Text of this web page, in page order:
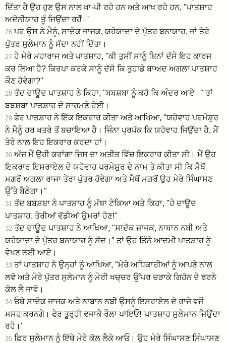
ਦਿੱਤਾ ਹੈ ਉਹ ਹੁਣ ਉਸ ਨਾਲ ਖਾ-ਪੀ ਰਹੇ ਹਨ ਅਤੇ ਆਖ ਰਹੇ ਹਨ, "ਪਾਤਸ਼ਾਹ
ਅਦੋਨੀਯਾਹ ਤੂੰ ਜਿਉਂਦਾ ਰਹੇਁ।'
26ਪਰ ਉਸ ਨੇ ਮੈਨੂੰ, ਸਾਦੋਕ ਜਾਜਕ, ਯਹੋਯਾਦਾ ਦੇ ਪੁੱਤਰ ਬਨਾਯਾਹ, ਜਾਂ ਤੇਰੇ
ਪੁੱਤਰ ਸੁਲੇਮਾਨ ਨੂੰ ਸੱਦਾ ਨਹੀਂ ਦਿੱਤਾ।
27ਹੇ ਮੇਰੇ ਮਹਾਰਾਜ ਅਤੇ ਪਾਤਸ਼ਾਹ, "ਕੀ ਤੁਸੀਂ ਸਾਨੂੰ ਬਿਨਾਂ ਦੱਸੇ ਇਹ ਕਾਰਜ
ਕਰ ਲਿਆ ਹੈ? ਕਿਰਪਾ ਕਰਕੇ ਸਾਨੂੰ ਦੱਸੋ ਕਿ ਤੁਹਾਡੇ ਬਾਅਦ ਅਗਲਾ ਪਾਤਸ਼ਾਹ
ਕੌਣ ਹੋਵੇਗਾ?"
28 ਤੱਦ ਦਾਊਦ ਪਾਤਸ਼ਾਹ ਨੇ ਕਿਹਾ, "ਬਬਸ਼ਬਾ ਨੂੰ ਕਹੋ ਕਿ ਅੰਦਰ ਆਏ।" ਤਾਂ
ਬਬਸ਼ਬਾ ਪਾਤਸ਼ਾਹ ਦੇ ਸਾਹਮਣੇ ਹੋਈ।
29ਫੇਰ ਪਾਤਸ਼ਾਹ ਨੇ ਇੱਕ ਇਕਰਾਰ ਕੀਤਾ ਅਤੇ ਆਖਿਆ, "ਯਹੋਵਾਹ ਪਰਮੇਸ਼ੁਰ
ਨੇ ਮੈਨੂੰ ਹਰ ਖਤਰੇ ਤੋਂ ਬਚਾਇਆ ਹੈ। ਜਿੰਨਾ ਪ੍ਰਪੱਕ ਕਿ ਯਹੋਵਾਹ ਜਿਉਂਦਾ ਹੈ, ਮੈਂ
ਤੇਰੇ ਨਾਲ ਇਹ ਇਕਰਾਰ ਕਰਦਾ ਹਾਂ।
30 ਅੱਜ ਮੈਂ ਉਹੀ ਕਰਾਂਗਾ ਜਿਸ ਦਾ ਅਤੀਤ ਵਿੱਚ ਇਕਰਾਰ ਕੀਤਾ ਸੀ। ਮੈਂ ਉਹ
ਇਕਰਾਰ ਇਸਰਾਏਲ ਦੇ ਯਹੋਵਾਹ ਪਰਮੇਸ਼ੁਰ ਦੇ ਨਾਮ ਤੇ ਕੀਤਾ ਸੀ ਕਿ ਮੈਥੋਂ
ਮਗਰੋਂ ਅਗਲਾ ਰਾਜਾ ਤੇਰਾ ਪੁੱਤਰ ਹੋਵੇਗਾ ਅਤੇ ਮੈਥੋਂ ਮਗਰੋਂ ਉਹ ਮੇਰੇ ਸਿੰਘਾਸਣ
ਉੱਤੇ ਬੈਠੇਗਾ।"
31 ਤੱਦ ਬਬਸ਼ਬਾ ਨੇ ਪਾਤਸ਼ਾਹ ਨੂੰ ਮੱਥਾ ਟੇਕਿਆ ਅਤੇ ਕਿਹਾ, "ਹੇ ਦਾਊਦ
ਪਾਤਸ਼ਾਹ, ਤੇਰੀਆਂ ਵੱਡੀਆਂ ਉਮਰਾਂ ਹੋਣ!"
32 ਤੱਦ ਦਾਊਦ ਪਾਤਸ਼ਾਹ ਨੇ ਆਖਿਆ, "ਸਾਦੋਕ ਜਾਜਕ, ਨਾਬਾਨ ਨਬੀ ਅਤੇ
ਯਹੋਯਾਦਾ ਦੇ ਪੁੱਤਰ ਬਨਾਯਾਹ ਨੂੰ ਸੱਦ।" ਤਾਂ ਉਹ ਤਿੰਨੇ ਆਦਮੀ ਪਾਤਸ਼ਾਹ ਨੂੰ
ਵੇਖਣ ਲਈ ਆਏ।
33 ਤਾਂ ਪਾਤਸ਼ਾਹ ਨੇ ਉਨ੍ਹਾਂ ਨੂੰ ਆਖਿਆ, "ਮੇਰੇ ਅਧਿਕਾਰੀਆਂ ਨੂੰ ਆਪਣੇ ਨਾਲ
ਲਵੋ ਅਤੇ ਮੇਰੇ ਪੁੱਤਰ ਸੁਲੇਮਾਨ ਨੂੰ ਮੇਰੀ ਖਚ੍ਚਰ ਉੱਪਰ ਚੜਾਕੇ ਗਿਹੋਨ ਦੇ ਝਰਨੇ
ਕੋਲ ਲੈ ਜਾਵੋ।
34 ਓਥੇ ਸਾਦੋਕ ਜਾਜਕ ਅਤੇ ਨਾਬਾਨ ਨਬੀ ਉਸਨੂੰ ਇਸਰਾਏਲ ਦੇ ਰਾਜੇ ਵਜੋਂ
ਮਸਹ ਕਰਨਗੇ। ਫੇਰ ਤੂਰ੍ਹੀ ਵਜਾਕੇੇ ਰੌਲਾ ਪਾਇਓ! 'ਪਾਤਸ਼ਾਹ ਸੁਲੇਮਾਨ ਜਿਉਂਦਾ
ਰਹੇ।'
35 ਫ਼ਿਰ ਸੁਲੇਮਾਨ ਨੂੰ ਇੱਥੇ ਮੇਰੇ ਕੋਲ ਲੈਕੇ ਆਓ। ਉਹ ਮੇਰੇ ਸਿੰਘਾਸਣ ਸਿੰਘਾਸਣ